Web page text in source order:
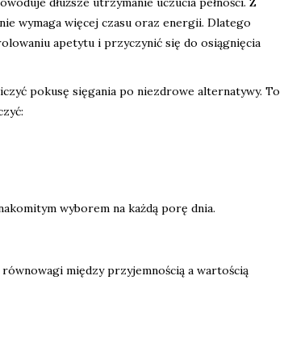
wymaga więcej czasu oraz energii. Dlatego
apetytu i przyczynić się do osiągnięcia
pokusę sięgania po niezdrowe alternatywy. To
wyborem na każdą porę dnia.
między przyjemnością a wartością